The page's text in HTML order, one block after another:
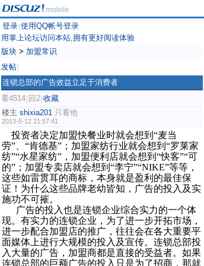
登录 使用QQ帐号登录
用掌上论坛访问本站,拥有更好阅读体验
版块 > 加盟常识
发帖
连锁总部的广告效益立足于消费者
看4514 回2 收藏
楼主 shixia201 只看他
2013-5-12 21:57:41
投资者决定加盟快餐业时就会想到“麦当
劳”、“肯德基”；加盟家纺行业就会想到“罗莱家
纺”“水星家纺”，加盟便利店就会想到“快客”“可
的”；加盟专卖店就会想到“李宁”“NIKE”等等，
这些如雷贯耳的商标，本身就是盈利的最佳保
证！为什么这些品牌老幼皆知，广告的投入及实
施功不可摧。
广告的投入也是连锁企业综合实力的一个体
现。有实力的连锁企业，为了进一步开拓市场，
进一步配合加盟店的推广，往往会在各大重要平
面媒体上进行大规模的投入及宣传。连锁总部投
入大量的广告，加盟商都是直接的受益者。如果
连锁总部的巨额广告的投入只是为了招商，那就